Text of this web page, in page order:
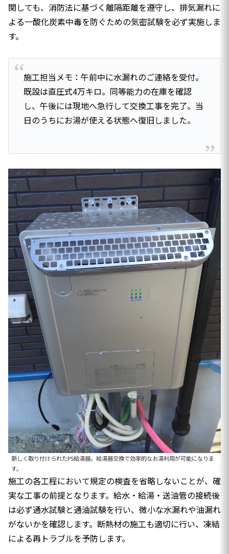
関しても、消防法に基づく離隔距離を遵守し、排気漏れに
よる一酸化炭素中毒を防ぐための気密試験を必ず実施しま
す。
施工担当メモ：午前中に水漏れのご連絡を受付。
既設は直圧式4万キロ。同等能力の在庫を確認
し、午後には現地へ急行して交換工事を完了。当
日のうちにお湯が使える状態へ復旧しました。
新しく取り付けられたPS給湯器。給湯器交換で効率的なお湯利用が可能になりま
す。
施工の各工程において規定の検査を省略しないことが、確
実な工事の前提となります。給水・給湯・送油管の接続後
は必ず通水試験と通油試験を行い、微小な水漏れや油漏れ
がないかを確認します。断熱材の施工も適切に行い、凍結
による再トラブルを予防します。